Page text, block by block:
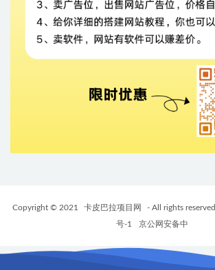
Copyright © 2021 卡皮巴拉项目网 - All rights reserved
号-1
京公网安备中